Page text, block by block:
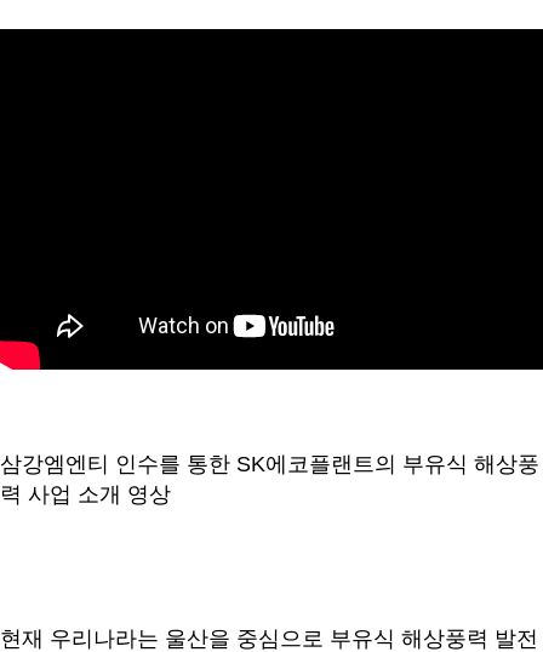
삼강엠엔티 인수를 통한 SK에코플랜트의 부유식 해상풍
력 사업 소개 영상
현재 우리나라는 울산을 중심으로 부유식 해상풍력 발전